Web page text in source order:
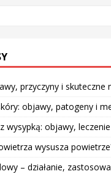
przyczyny i skuteczne
objawy, patogeny i
wysypką: objawy,
wysusza
– działanie,